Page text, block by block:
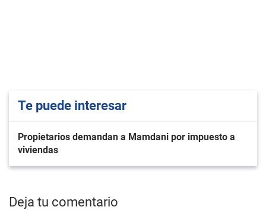
Te puede interesar
Propietarios demandan a Mamdani por impuesto a
viviendas
Deja tu comentario